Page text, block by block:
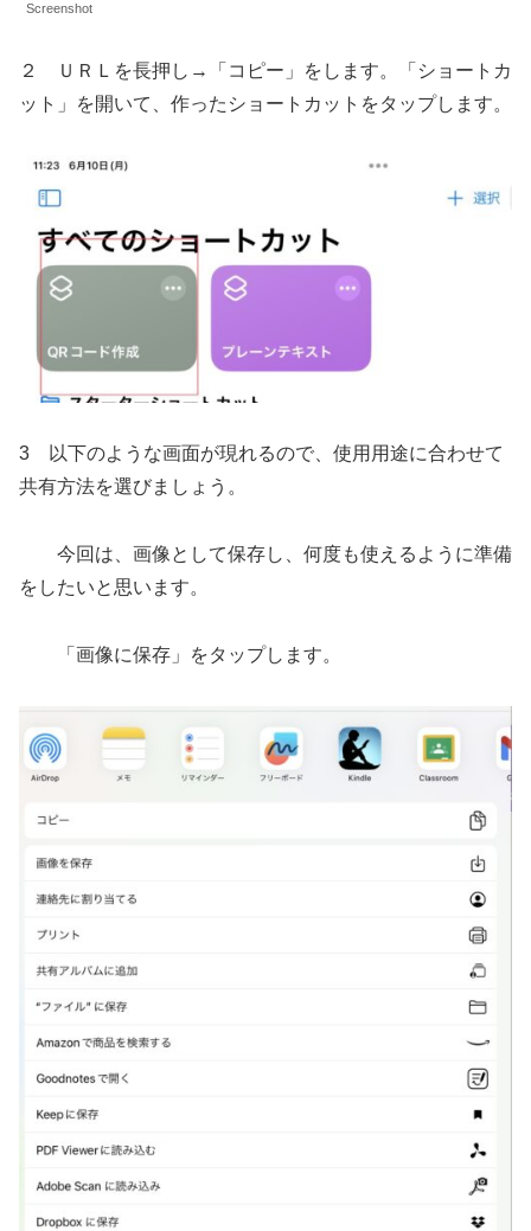
Screenshot
２ ＵＲＬを長押し→「コピー」をします。「ショートカ
ット」を開いて、作ったショートカットをタップします。
3 以下のような画面が現れるので、使用用途に合わせて
共有方法を選びましょう。
今回は、画像として保存し、何度も使えるように準備
をしたいと思います。
「画像に保存」をタップします。